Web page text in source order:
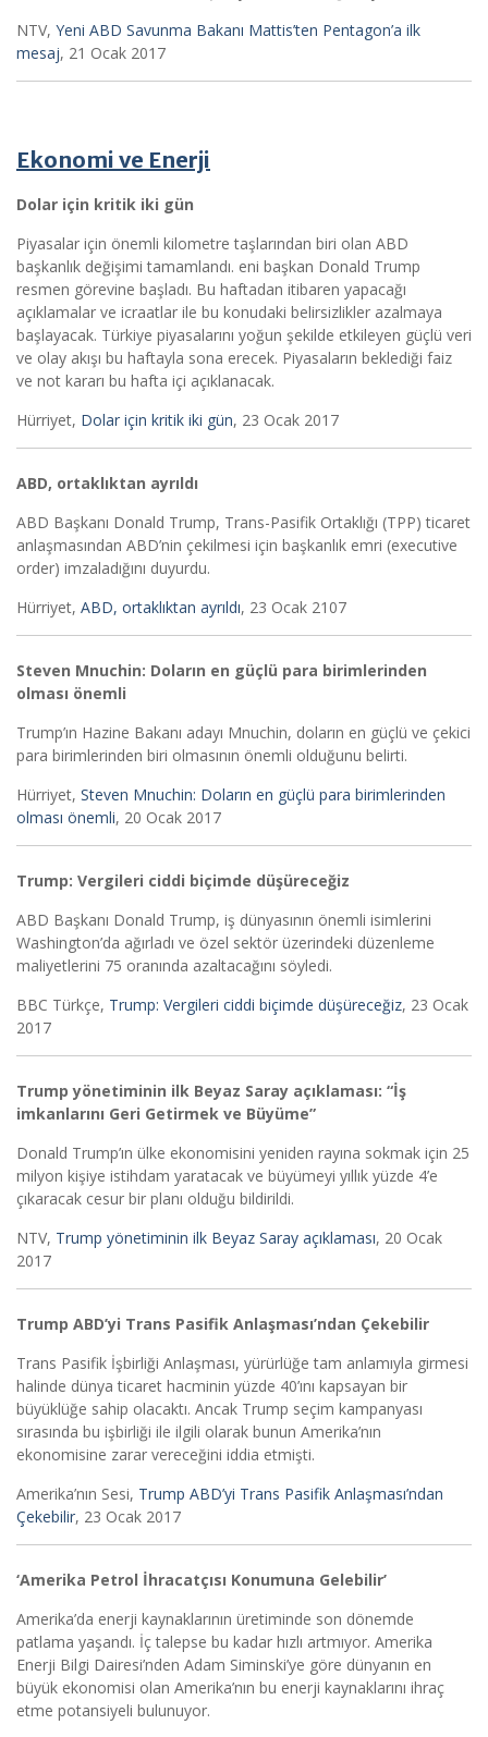
NTV, Yeni ABD Savunma Bakanı Mattis’ten Pentagon’a ilk
mesaj, 21 Ocak 2017
Ekonomi ve Enerji
Dolar için kritik iki gün
Piyasalar için önemli kilometre taşlarından biri olan ABD
başkanlık değişimi tamamlandı. eni başkan Donald Trump
resmen görevine başladı. Bu haftadan itibaren yapacağı
açıklamalar ve icraatlar ile bu konudaki belirsizlikler azalmaya
başlayacak. Türkiye piyasalarını yoğun şekilde etkileyen güçlü veri
ve olay akışı bu haftayla sona erecek. Piyasaların beklediği faiz
ve not kararı bu hafta içi açıklanacak.
Hürriyet, Dolar için kritik iki gün, 23 Ocak 2017
ABD, ortaklıktan ayrıldı
ABD Başkanı Donald Trump, Trans-Pasifik Ortaklığı (TPP) ticaret
anlaşmasından ABD’nin çekilmesi için başkanlık emri (executive
order) imzaladığını duyurdu.
Hürriyet, ABD, ortaklıktan ayrıldı, 23 Ocak 2107
Steven Mnuchin: Doların en güçlü para birimlerinden
olması önemli
Trump’ın Hazine Bakanı adayı Mnuchin, doların en güçlü ve çekici
para birimlerinden biri olmasının önemli olduğunu belirti.
Hürriyet, Steven Mnuchin: Doların en güçlü para birimlerinden
olması önemli, 20 Ocak 2017
Trump: Vergileri ciddi biçimde düşüreceğiz
ABD Başkanı Donald Trump, iş dünyasının önemli isimlerini
Washington’da ağırladı ve özel sektör üzerindeki düzenleme
maliyetlerini 75 oranında azaltacağını söyledi.
BBC Türkçe, Trump: Vergileri ciddi biçimde düşüreceğiz, 23 Ocak
2017
Trump yönetiminin ilk Beyaz Saray açıklaması: “İş
imkanlarını Geri Getirmek ve Büyüme”
Donald Trump’ın ülke ekonomisini yeniden rayına sokmak için 25
milyon kişiye istihdam yaratacak ve büyümeyi yıllık yüzde 4’e
çıkaracak cesur bir planı olduğu bildirildi.
NTV, Trump yönetiminin ilk Beyaz Saray açıklaması, 20 Ocak
2017
Trump ABD’yi Trans Pasifik Anlaşması’ndan Çekebilir
Trans Pasifik İşbirliği Anlaşması, yürürlüğe tam anlamıyla girmesi
halinde dünya ticaret hacminin yüzde 40’ını kapsayan bir
büyüklüğe sahip olacaktı. Ancak Trump seçim kampanyası
sırasında bu işbirliği ile ilgili olarak bunun Amerika’nın
ekonomisine zarar vereceğini iddia etmişti.
Amerika’nın Sesi, Trump ABD’yi Trans Pasifik Anlaşması’ndan
Çekebilir, 23 Ocak 2017
‘Amerika Petrol İhracatçısı Konumuna Gelebilir’
Amerika’da enerji kaynaklarının üretiminde son dönemde
patlama yaşandı. İç talepse bu kadar hızlı artmıyor. Amerika
Enerji Bilgi Dairesi’nden Adam Siminski’ye göre dünyanın en
büyük ekonomisi olan Amerika’nın bu enerji kaynaklarını ihraç
etme potansiyeli bulunuyor.